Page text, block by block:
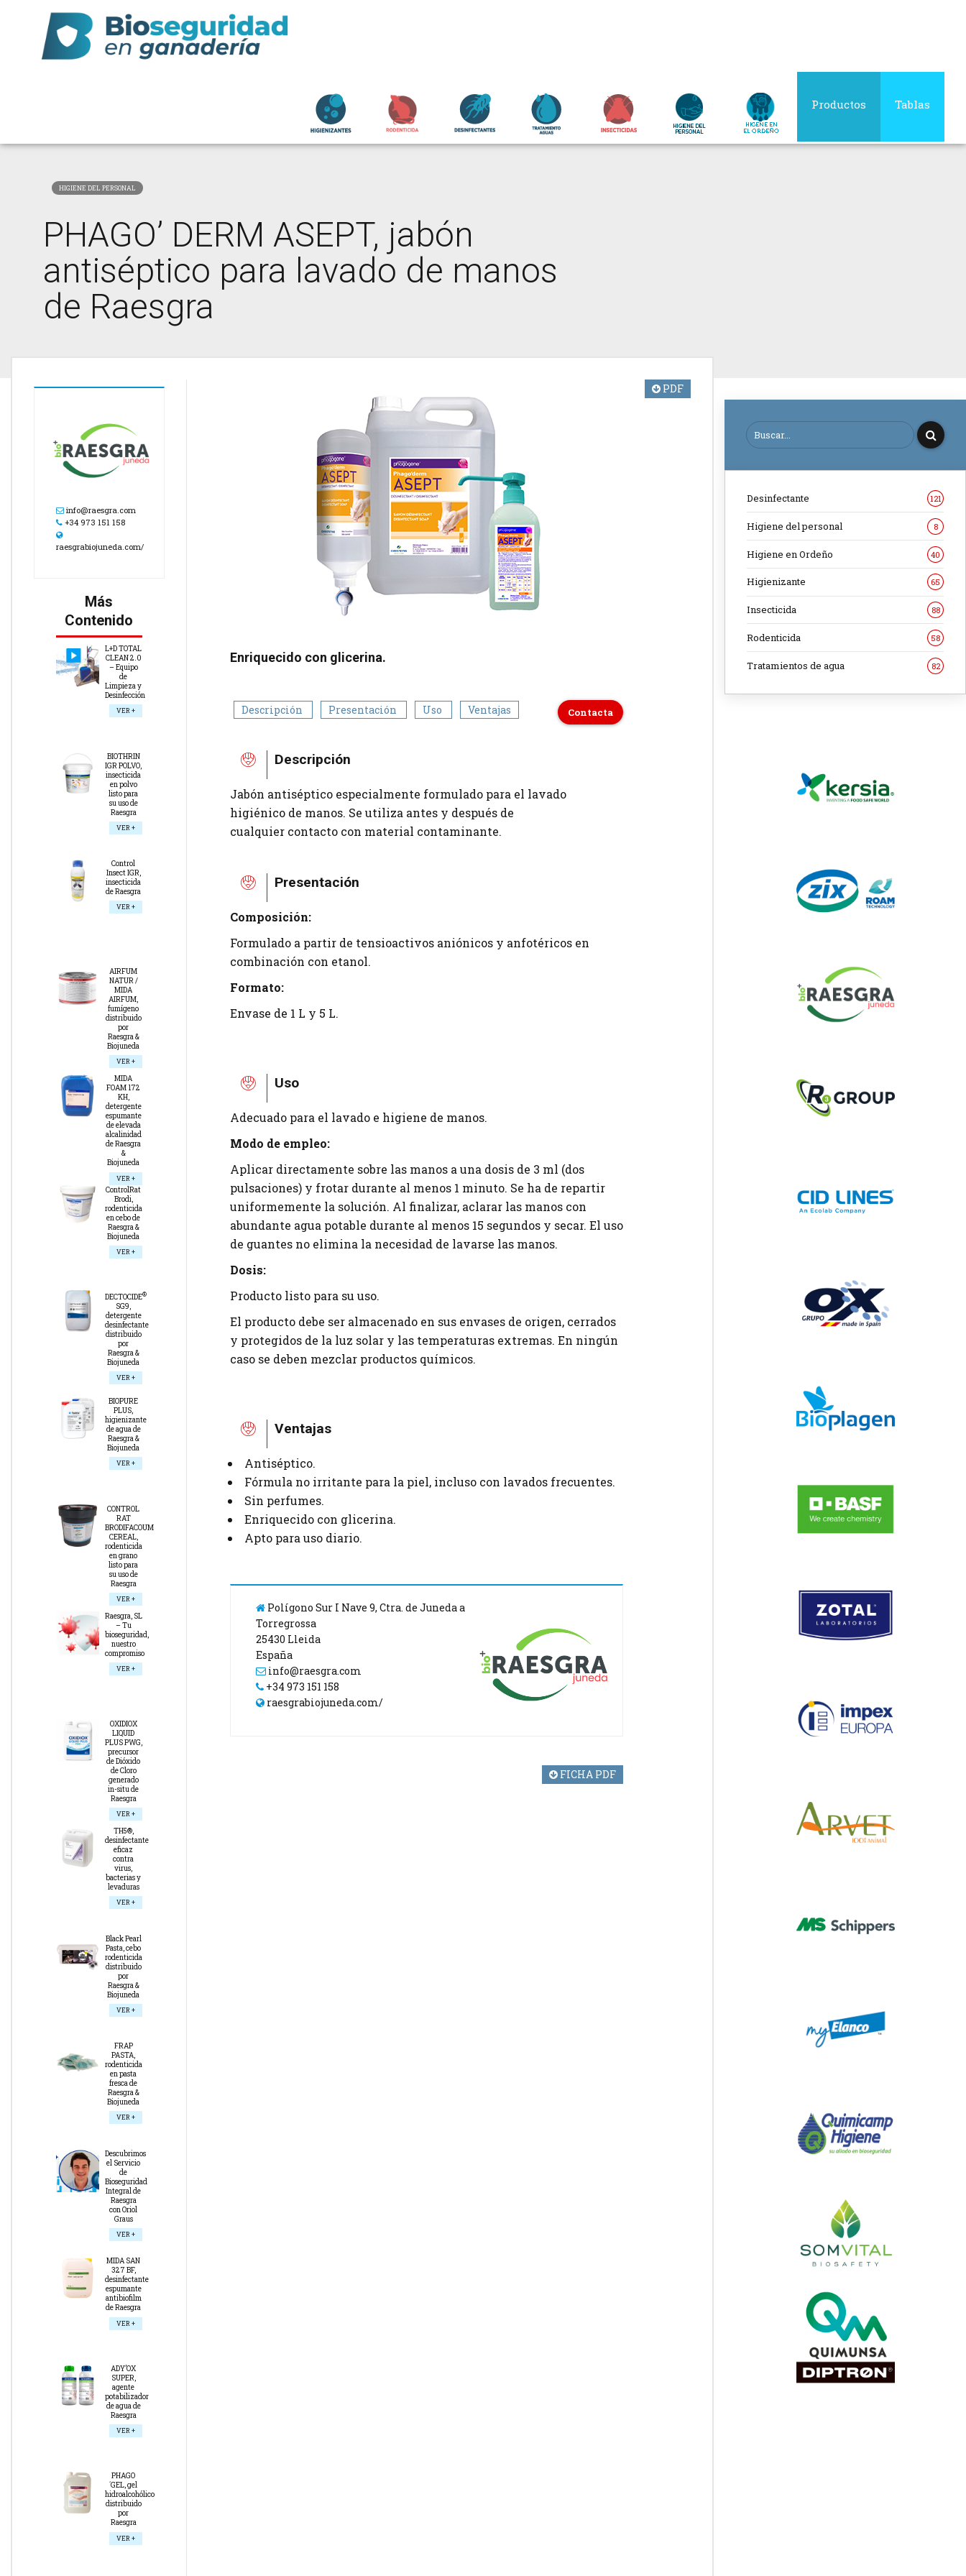
Productos Tablas
HIGIENE DEL PERSONAL
PHAGO’ DERM ASEPT, jabón
antiséptico para lavado de manos
de Raesgra
PDF
info@raesgra.com
+34 973 151 158
raesgrabiojuneda.com/
Más
Contenido
L+D TOTAL
CLEAN 2.0
– Equipo
de
Limpieza y
Desinfección
VER +
BIOTHRIN
IGR POLVO,
insecticida
en polvo
listo para
su uso de
Raesgra
VER +
Control
Insect IGR,
insecticida
de Raesgra
VER +
AIRFUM
NATUR /
MIDA
AIRFUM,
fumígeno
distribuido
por
Raesgra &
Biojuneda
VER +
MIDA
FOAM 172
KH,
detergente
espumante
de elevada
alcalinidad
de Raesgra
&
Biojuneda
VER +
ControlRat
Brodi,
rodenticida
en cebo de
Raesgra &
Biojuneda
VER +
DECTOCIDE®
SG9,
detergente
desinfectante
distribuido
por
Raesgra &
Biojuneda
VER +
BIOPURE
PLUS,
higienizante
de agua de
Raesgra &
Biojuneda
VER +
CONTROL
RAT
BRODIFACOUM
CEREAL,
rodenticida
en grano
listo para
su uso de
Raesgra
VER +
Raesgra, SL
– Tu
bioseguridad,
nuestro
compromiso
VER +
OXIDIOX
LIQUID
PLUS PWG,
precursor
de Dióxido
de Cloro
generado
in-situ de
Raesgra
VER +
TH5®,
desinfectante
eficaz
contra
virus,
bacterias y
levaduras
VER +
Black Pearl
Pasta, cebo
rodenticida
distribuido
por
Raesgra &
Biojuneda
VER +
FRAP
PASTA,
rodenticida
en pasta
fresca de
Raesgra &
Biojuneda
VER +
Descubrimos
el Servicio
de
Bioseguridad
Integral de
Raesgra
con Oriol
Graus
VER +
MIDA SAN
327 BF,
desinfectante
espumante
antibiofilm
de Raesgra
VER +
ADY’OX
SUPER,
agente
potabilizador
de agua de
Raesgra
VER +
PHAGO
´GEL, gel
hidroalcohólico
distribuido
por
Raesgra
VER +
Enriquecido con glicerina.
Descripción Presentación Uso Ventajas Contacta
Descripción
Jabón antiséptico especialmente formulado para el lavado
higiénico de manos. Se utiliza antes y después de
cualquier contacto con material contaminante.
Presentación
Composición:
Formulado a partir de tensioactivos aniónicos y anfotéricos en
combinación con etanol.
Formato:
Envase de 1 L y 5 L.
Uso
Adecuado para el lavado e higiene de manos.
Modo de empleo:
Aplicar directamente sobre las manos a una dosis de 3 ml (dos
pulsaciones) y frotar durante al menos 1 minuto. Se ha de repartir
uniformemente la solución. Al finalizar, aclarar las manos con
abundante agua potable durante al menos 15 segundos y secar. El uso
de guantes no elimina la necesidad de lavarse las manos.
Dosis:
Producto listo para su uso.
El producto debe ser almacenado en sus envases de origen, cerrados
y protegidos de la luz solar y las temperaturas extremas. En ningún
caso se deben mezclar productos químicos.
Ventajas
Antiséptico.
Fórmula no irritante para la piel, incluso con lavados frecuentes.
Sin perfumes.
Enriquecido con glicerina.
Apto para uso diario.
Polígono Sur I Nave 9, Ctra. de Juneda a
Torregrossa
25430 Lleida
España
info@raesgra.com
+34 973 151 158
raesgrabiojuneda.com/
FICHA PDF
Desinfectante 121
Higiene del personal 8
Higiene en Ordeño 40
Higienizante 65
Insecticida 88
Rodenticida 58
Tratamientos de agua 82